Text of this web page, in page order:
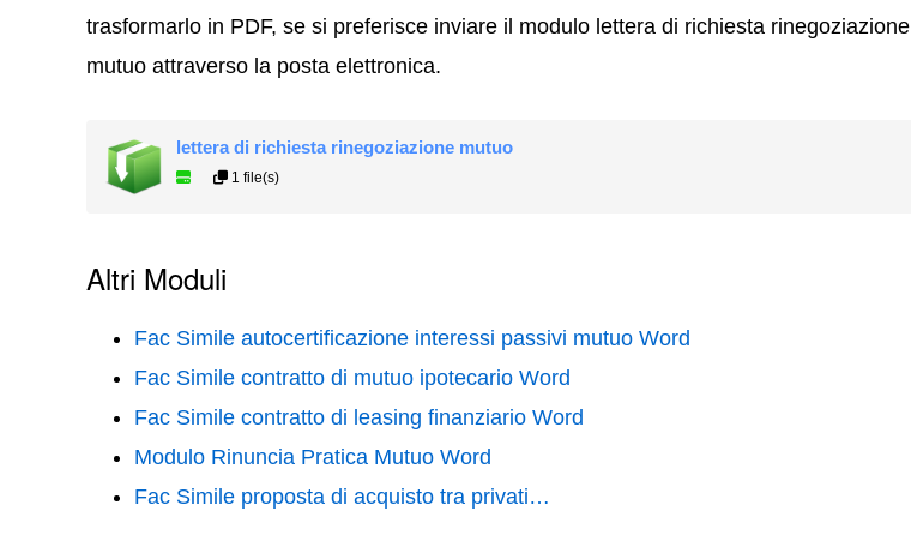
trasformarlo in PDF, se si preferisce inviare il modulo lettera di richiesta rinegoziazione
mutuo attraverso la posta elettronica.
lettera di richiesta rinegoziazione mutuo
1 file(s)
Altri Moduli
Fac Simile autocertificazione interessi passivi mutuo Word
Fac Simile contratto di mutuo ipotecario Word
Fac Simile contratto di leasing finanziario Word
Modulo Rinuncia Pratica Mutuo Word
Fac Simile proposta di acquisto tra privati…